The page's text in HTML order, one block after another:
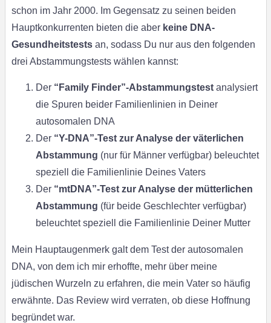
schon im Jahr 2000. Im Gegensatz zu seinen beiden
Hauptkonkurrenten bieten die aber keine DNA-
Gesundheitstestsan, sodass Du nur aus den folgenden
drei Abstammungstests wählen kannst:
Der “Family Finder”-Abstammungstest analysiert
die Spuren beider Familienlinien in Deiner
autosomalen DNA
Der “Y-DNA”-Test zur Analyse der väterlichen
Abstammung (nur für Männer verfügbar) beleuchtet
speziell die Familienlinie Deines Vaters
Der “mtDNA”-Test zur Analyse der mütterlichen
Abstammung (für beide Geschlechter verfügbar)
beleuchtet speziell die Familienlinie Deiner Mutter
Mein Hauptaugenmerk galt dem Test der autosomalen
DNA, von dem ich mir erhoffte, mehr über meine
jüdischen Wurzeln zu erfahren, die mein Vater so häufig
erwähnte. Das Review wird verraten, ob diese Hoffnung
begründet war.